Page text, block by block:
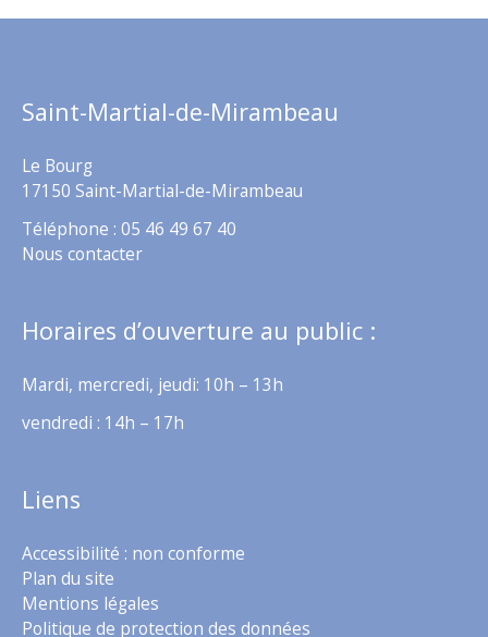
Saint-Martial-de-Mirambeau
Le Bourg
17150 Saint-Martial-de-Mirambeau
Téléphone : 05 46 49 67 40
Nous contacter
Horaires d’ouverture au public :
Mardi, mercredi, jeudi: 10h – 13h
vendredi : 14h – 17h
Liens
Accessibilité : non conforme
Plan du site
Mentions légales
Politique de protection des données